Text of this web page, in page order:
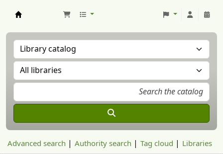
Advanced search Authority search Tag cloud Libraries